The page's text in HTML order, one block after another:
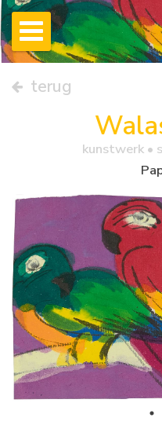
terug
kunstwerk •